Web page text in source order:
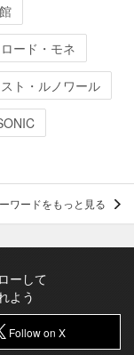
ード・モネ
ト・ルノワール
ワードをもっと見る
ーして
よう
Follow on X